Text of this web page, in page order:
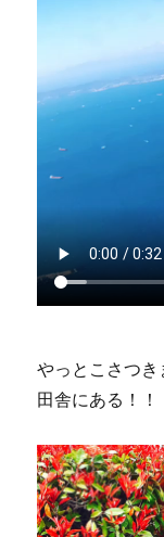
やっとこさつ
田舎にある！！